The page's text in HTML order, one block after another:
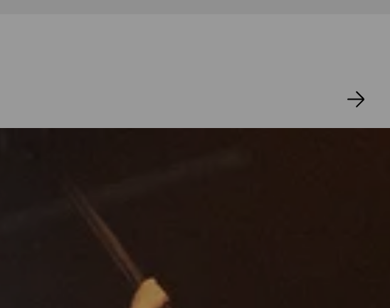
wie sie selbst sagt, ein
aber nicht lang, bei meinen